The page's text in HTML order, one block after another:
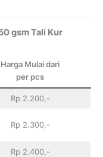
gsm Tali Kur
Harga Mulai dari
per pcs
Rp 2.200,-
Rp 2.300,-
Rp 2.400,-